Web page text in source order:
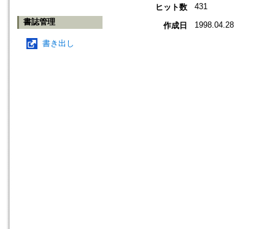
書誌管理
書き出し
ヒット数 431
作成日 1998.04.28